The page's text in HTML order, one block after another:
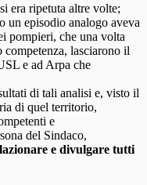
era ripetuta altre volte;
un episodio analogo aveva
pompieri, che una volta
lasciarono il
e ad Arpa che
di tali analisi e, visto il
di quel territorio,
e
del Sindaco,
e divulgare tutti